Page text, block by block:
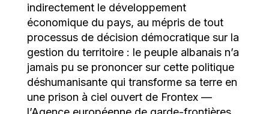
indirectement le développement
économique du pays, au mépris de tout
processus de décision démocratique sur la
gestion du territoire : le peuple albanais n’a
jamais pu se prononcer sur cette politique
déshumanisante qui transforme sa terre en
une prison à ciel ouvert de Frontex —